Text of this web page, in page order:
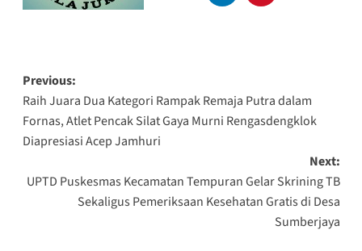
Previous:
Raih Juara Dua Kategori Rampak Remaja Putra dalam
Fornas, Atlet Pencak Silat Gaya Murni Rengasdengklok
Diapresiasi Acep Jamhuri
Next:
UPTD Puskesmas Kecamatan Tempuran Gelar Skrining TB
Sekaligus Pemeriksaan Kesehatan Gratis di Desa
Sumberjaya